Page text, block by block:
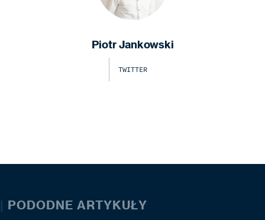
Piotr Jankowski
TWITTER
| PODODNE ARTYKUŁY